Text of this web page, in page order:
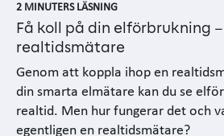
2 MINUTERS LÄSNING
Få koll på din elförbrukning
realtidsmätare
Genom att koppla ihop en
din smarta elmätare kan du se
realtid. Men hur fungerar det och
egentligen en realtidsmätare?